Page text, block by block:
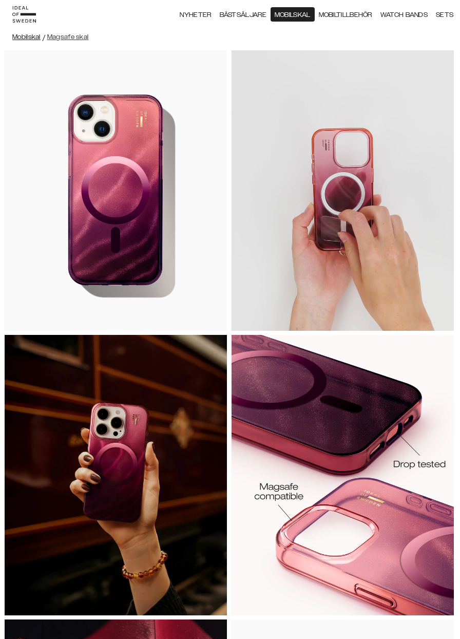
NYHETER BÄSTSÄLJARE MOBILSKAL MOBILTILLBEHÖR WATCH BANDS SETS
Mobilskal / Magsafe skal